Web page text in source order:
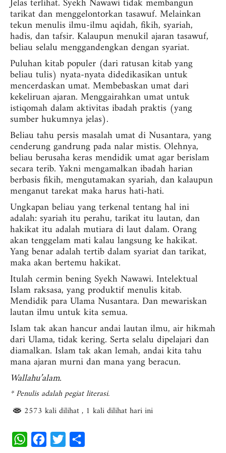
Jelas terlihat. Syekh Nawawi tidak membangun
tarikat dan menggelontorkan tasawuf. Melainkan
tekun menulis ilmu-ilmu aqidah, fikih, syariah,
hadis, dan tafsir. Kalaupun menukil ajaran tasawuf,
beliau selalu menggandengkan dengan syariat.
Puluhan kitab populer (dari ratusan kitab yang
beliau tulis) nyata-nyata didedikasikan untuk
mencerdaskan umat. Membebaskan umat dari
kekeliruan ajaran. Menggairahkan umat untuk
istiqomah dalam aktivitas ibadah praktis (yang
sumber hukumnya jelas).
Beliau tahu persis masalah umat di Nusantara, yang
cenderung gandrung pada nalar mistis. Olehnya,
beliau berusaha keras mendidik umat agar berislam
secara terib. Yakni mengamalkan ibadah harian
berbasis fikih, mengutamakan syariah, dan kalaupun
menganut tarekat maka harus hati-hati.
Ungkapan beliau yang terkenal tentang hal ini
adalah: syariah itu perahu, tarikat itu lautan, dan
hakikat itu adalah mutiara di laut dalam. Orang
akan tenggelam mati kalau langsung ke hakikat.
Yang benar adalah tertib dalam syariat dan tarikat,
maka akan bertemu hakikat.
Itulah cermin bening Syekh Nawawi. Intelektual
Islam raksasa, yang produktif menulis kitab.
Mendidik para Ulama Nusantara. Dan mewariskan
lautan ilmu untuk kita semua.
Islam tak akan hancur andai lautan ilmu, air hikmah
dari Ulama, tidak kering. Serta selalu dipelajari dan
diamalkan. Islam tak akan lemah, andai kita tahu
mana ajaran murni dan mana yang beracun.
Wallahu’alam.
* Penulis adalah pegiat literasi.
2573 kali dilihat, 1 kali dilihat hari ini
W